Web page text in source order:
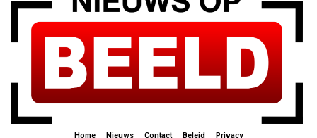
Home Nieuws Contact Beleid Privacy